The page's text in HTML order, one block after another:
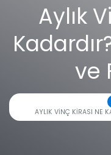
Aylık
ve
AYLIK VINÇ KIRASI NE